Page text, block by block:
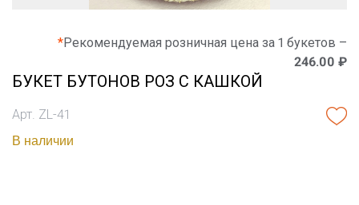
*Рекомендуемая розничная цена за 1 букетов –
246.00 ₽
БУКЕТ БУТОНОВ РОЗ С КАШКОЙ
Арт. ZL-41
В наличии